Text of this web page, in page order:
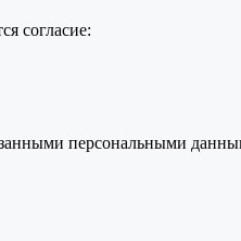
согласие:
персональными